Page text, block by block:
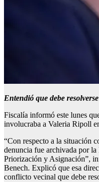
Entendió que debe
Fiscalía informó este lunes
involucraba a Valeria Ripoll
“Con respecto a la situación
denuncia fue archivada por
Priorización y Asignación”,
Benech. Explicó que esa
conflicto vecinal que debe